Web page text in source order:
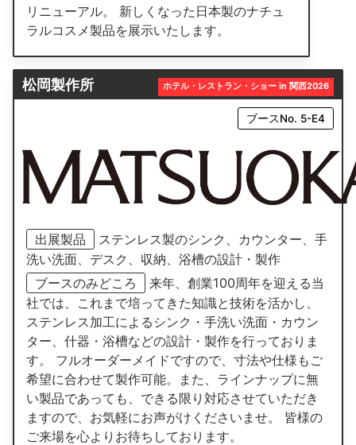
リニューアル。 新しくなった日本製のナチュ
ラルコスメ製品を展示いたします。
松岡製作所 ホテル・レストラン・ショー in 関西2026
ブースNo. 5-E4
出展製品
ステンレス製のシンク、カウンター、手
洗い洗面、デスク、収納、浴槽の設計・製作
ブースのみどころ
来年、創業100周年を迎える当
社では、これまで培ってきた知識と技術を活かし、
ステンレス加工によるシンク・手洗い洗面・カウン
ター、什器・浴槽などの設計・製作を行っておりま
す。 フルオーダーメイドですので、寸法や仕様もご
希望に合わせて製作可能。また、ラインナップに無
い製品であっても、できる限り対応させていただき
ますので、お気軽にお声がけくださいませ。 皆様の
ご来場を心よりお待ちしております。